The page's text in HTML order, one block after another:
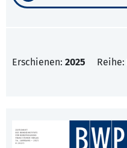
Erschienen: 2025 Reihe: